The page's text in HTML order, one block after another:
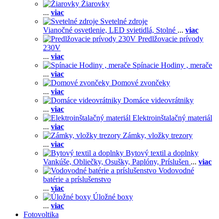
Žiarovky
... viac
Svetelné zdroje
Vianočné osvetlenie, LED svietidlá, Stolné ... viac
Predlžovacie prívody
230V
... viac
Spínacie Hodiny , merače
... viac
Domové zvončeky
... viac
Domáce videovrátniky
... viac
Elektroinštalačný materiál
... viac
Zámky, vložky trezory
... viac
Bytový textil a doplnky
Vankúše, Obliečky, Osušky, Paplóny, Príslušen ... viac
Vodovodné
batérie a príslušenstvo
... viac
Úložné boxy
... viac
Fotovoltika